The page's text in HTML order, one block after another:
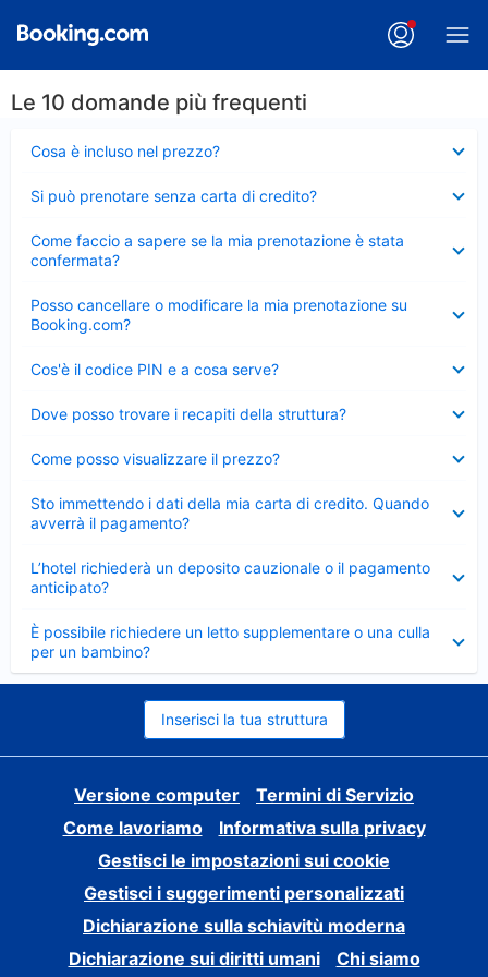
Le 10 domande più frequenti
Cosa è incluso nel prezzo?
chiuso
Si può prenotare senza carta di credito?
chiuso
Come faccio a sapere se la mia prenotazione è stata
confermata?
chiuso
Posso cancellare o modificare la mia prenotazione su
Booking.com?
chiuso
Cos'è il codice PIN e a cosa serve?
chiuso
Dove posso trovare i recapiti della struttura?
chiuso
Come posso visualizzare il prezzo?
chiuso
Sto immettendo i dati della mia carta di credito. Quando
avverrà il pagamento?
chiuso
L’hotel richiederà un deposito cauzionale o il pagamento
anticipato?
chiuso
È possibile richiedere un letto supplementare o una culla
per un bambino?
Elemento
chiuso
Inserisci la tua struttura
Versione computer
Termini di Servizio
Come lavoriamo
Informativa sulla privacy
Gestisci le impostazioni sui cookie
Gestisci i suggerimenti personalizzati
Dichiarazione sulla schiavitù moderna
Dichiarazione sui diritti umani
Chi siamo